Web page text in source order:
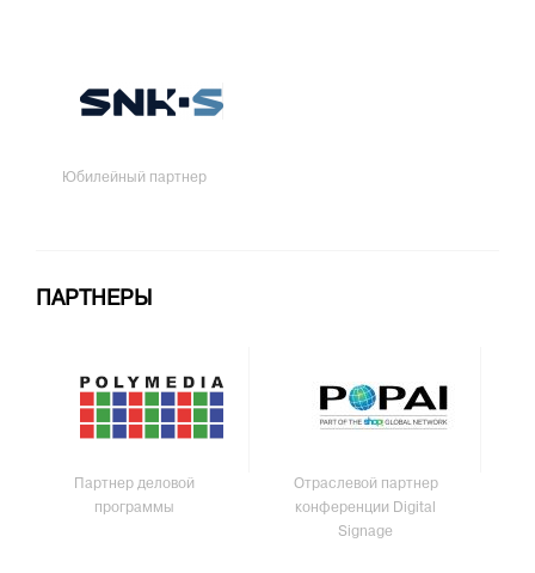
Юбилейный партнер
ПАРТНЕРЫ
Партнер деловой
программы
Отраслевой партнер
конференции Digital
Signage